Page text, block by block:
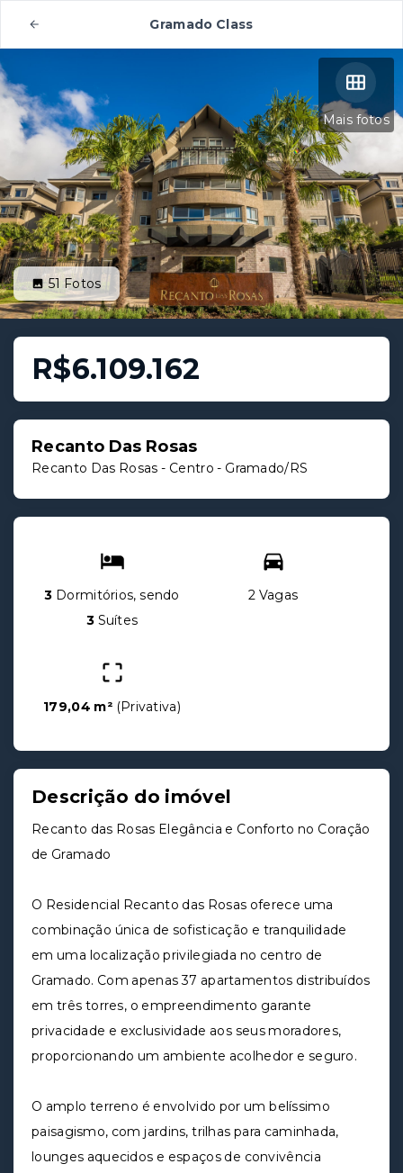
Gramado Class
Mais fotos
51 Fotos
R$6.109.162
Recanto Das Rosas
Recanto Das Rosas - Centro - Gramado/RS
3 Dormitórios, sendo
3Suítes
2 Vagas
179,04 m² (Privativa)
Descrição do imóvel
Recanto das Rosas Elegância e Conforto no Coração
de Gramado
O Residencial Recanto das Rosas oferece uma
combinação única de sofisticação e tranquilidade
em uma localização privilegiada no centro de
Gramado. Com apenas 37 apartamentos distribuídos
em três torres, o empreendimento garante
privacidade e exclusividade aos seus moradores,
proporcionando um ambiente acolhedor e seguro.
O amplo terreno é envolvido por um belíssimo
paisagismo, com jardins, trilhas para caminhada,
lounges aquecidos e espaços de convivência